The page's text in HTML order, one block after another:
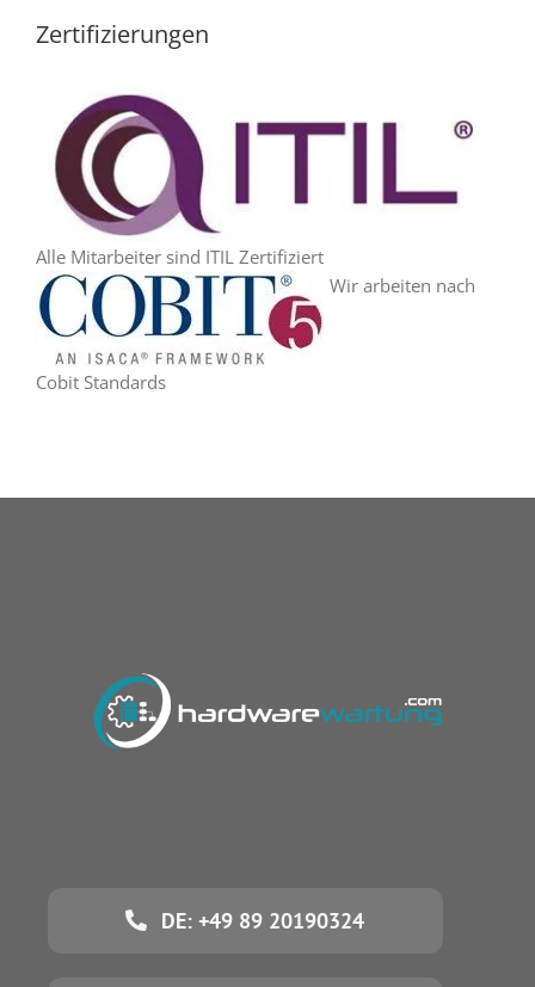
Zertifizierungen
Alle Mitarbeiter sind ITIL Zertifiziert
Wir arbeiten nach
Cobit Standards
DE: +49 89 20190324